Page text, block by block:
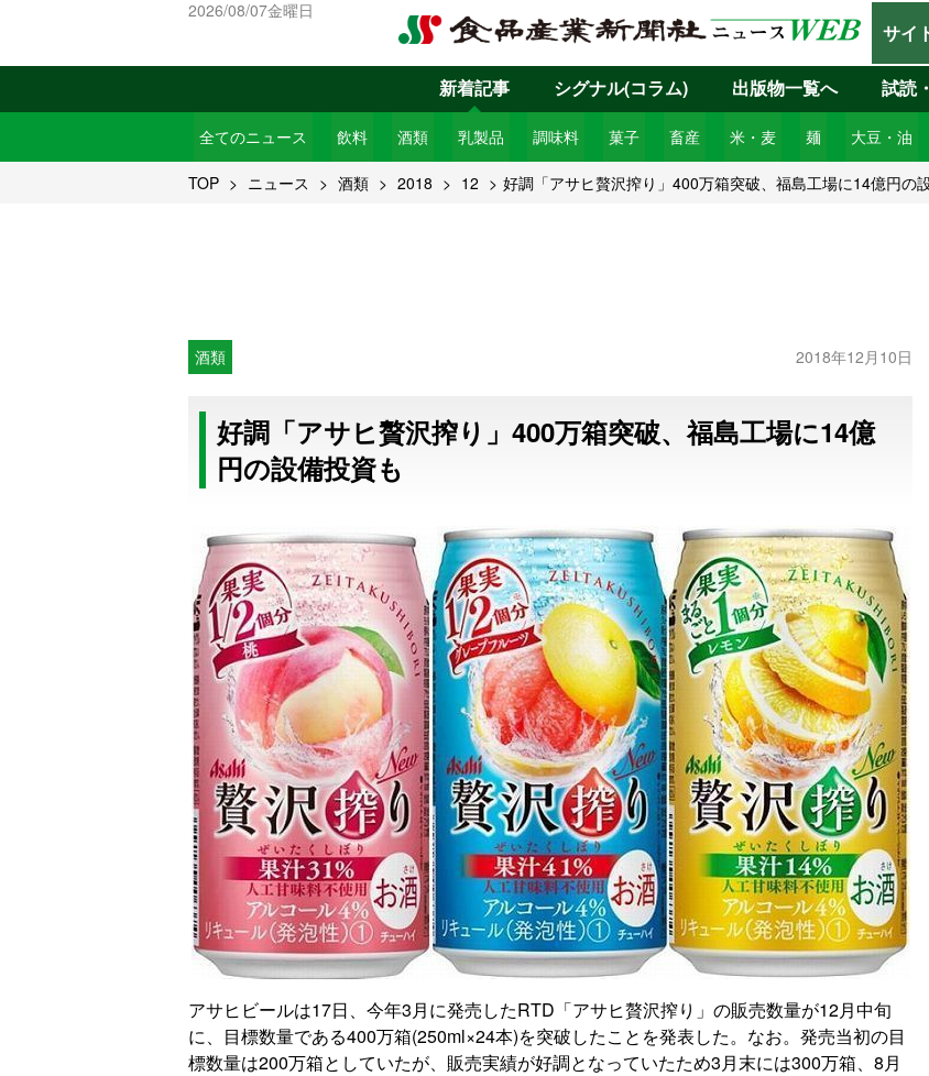
2026/08/07金曜日
サイ
新着記事
全てのニュース 飲料 酒類 乳製品 調味料 菓子 畜産 米・麦 麺 大豆・油
シグナル(コラム) 出版物一覧へ 試読
TOP ニュース 酒類 2018 12 好調「アサヒ贅沢搾り」400万箱突破、福島工場に14億円の
酒類 2018年12月10日
好調「アサヒ贅沢搾り」400万箱突破、福島工場に14億
円の設備投資も
アサヒビールは17日、今年3月に発売したRTD「アサヒ贅沢搾り」の販売数量が12月中旬
に、目標数量である400万箱(250ml×24本)を突破したことを発表した。なお。発売当初の目
標数量は200万箱としていたが、販売実績が好調となっていたため3月末には300万箱、8月